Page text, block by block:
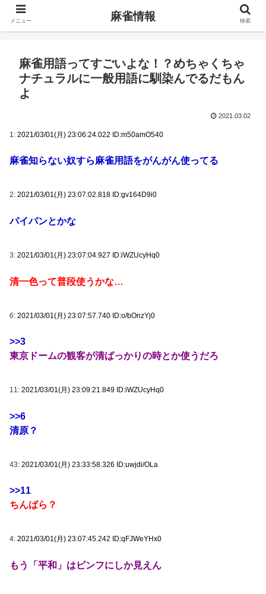
麻雀用語ってすごいよな！？めちゃくちゃ
ナチュラルに一般用語に馴染んでるだもん
よ
2021.03.02
1: 2021/03/01(月) 23:06:24.022 ID:m50amO540
麻雀知らない奴すら麻雀用語をがんがん使ってる
2: 2021/03/01(月) 23:07:02.818 ID:gv164D9i0
パイパンとかな
3: 2021/03/01(月) 23:07:04.927 ID:iWZUcyHq0
清一色って普段使うかな…
6: 2021/03/01(月) 23:07:57.740 ID:o/bOnzYj0
>>3
東京ドームの観客が清ばっかりの時とか使うだろ
11: 2021/03/01(月) 23:09:21.849 ID:iWZUcyHq0
>>6
清原？
43: 2021/03/01(月) 23:33:58.326 ID:uwjdi/OLa
>>11
ちんばら？
4: 2021/03/01(月) 23:07:45.242 ID:qFJWeYHx0
もう「平和」はピンフにしか見えん
メニュー 麻雀情報 検索